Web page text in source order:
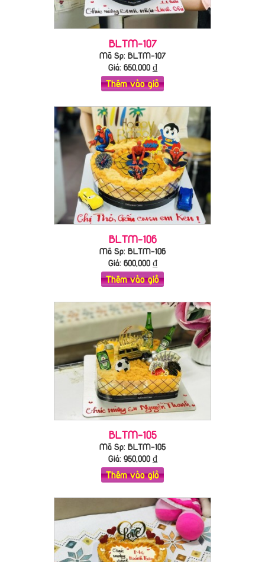
BLTM-107
Mã Sp: BLTM-107
Giá: 650,000₫
Thêm vào giỏ
BLTM-106
Mã Sp: BLTM-106
Giá: 600,000₫
Thêm vào giỏ
BLTM-105
Mã Sp: BLTM-105
Giá: 950,000₫
Thêm vào giỏ